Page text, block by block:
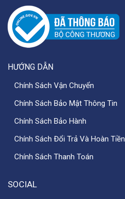
HƯỚNG DẪN
Chính Sách Vận Chuyển
Chính Sách Bảo Mật Thông Tin
Chính Sách Bảo Hành
Chính Sách Đổi Trả Và Hoàn Tiền
Chính Sách Thanh Toán
SOCIAL